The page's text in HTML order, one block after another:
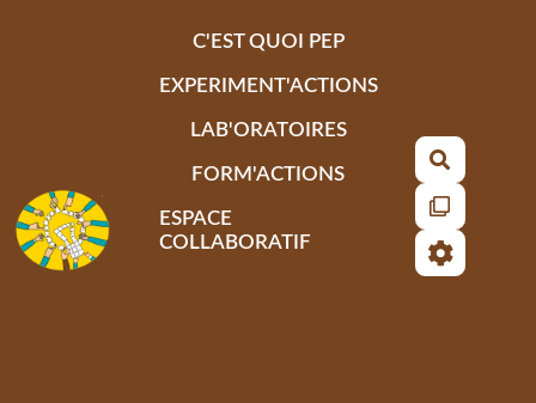
C'EST QUOI PEP
EXPERIMENT'ACTIONS
LAB'ORATOIRES
FORM'ACTIONS
ESPACE
COLLABORATIF